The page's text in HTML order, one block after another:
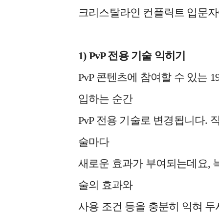
크리스탈라인 컨플릭트 입문
1) PvP전용 기술 익히기
PvP 콘텐츠에 참여할 수 있는
입하는 순간
PvP 전용 기술로 변경됩니다.
술마다
새로운 효과가 부여되는데요,
술의 효과와
사용 조건 등을 충분히 익혀